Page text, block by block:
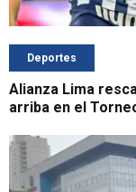
Deportes
Alianza Lima
arriba en el